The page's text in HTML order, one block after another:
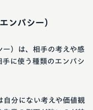
ンパシー）
）は、相手の考えや感
に使う種類のエンパシ
自分にない考えや価値観